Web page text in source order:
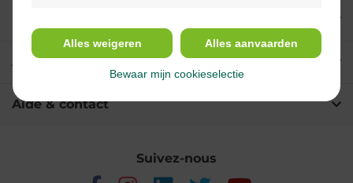
A propos de Multipharma
Aide & contact
Suivez-nous
Alles weigeren Alles aanvaarden
Bewaar mijn cookieselectie